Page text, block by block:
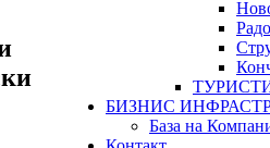
БИЗНИС
База на